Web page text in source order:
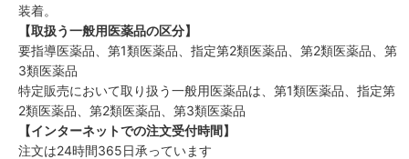
装着。
【取扱う一般用医薬品の区分】
要指導医薬品、第1類医薬品、指定第2類医薬品、第2類医薬品、第
3類医薬品
特定販売において取り扱う一般用医薬品は、第1類医薬品、指定第
2類医薬品、第2類医薬品、第3類医薬品
【インターネットでの注文受付時間】
注文は24時間365日承っています